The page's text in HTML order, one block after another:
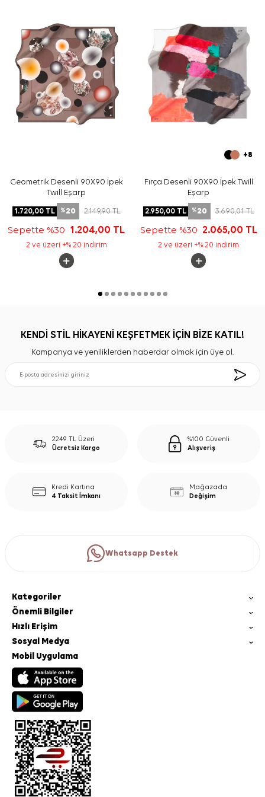
izleyiniz. İpek ve hassas eşarp bakımında elde hassas
temizlik gerektiğindeAker İpek Eşarp Şampuanı
kullanabilirsiniz.
Sıkça Sorulan Sorular
Siyah Beyaz İpek Kare Desenli Eşarp ölçüsü nedir?
Bu ürün hangi materyal kalitesine sahiptir?
Deseni nasıl görünür?
Hangi kombinlerle kullanılabilir?
Geometrik Desenli 90X90 İpek
Twill Eşarp
1.720,00TL %20 2.149,90TL
Sepette %30 1.204,00 TL
2 ve üzeri +% 20 indirim
+8
Fırça Desenli 90X90 İpek Twill
Eşarp
2.950,00TL %20 3.690,01TL
Sepette %30 2.065,00 TL
2 ve üzeri +% 20 indirim
KENDİ STİL HİKAYENİ KEŞFETMEK İÇİN BİZE KATIL!
Kampanya ve yeniliklerden haberdar olmak için üye ol.
2249 TL Üzeri
Ücretsiz Kargo
%100 Güvenli
Alışveriş
Kredi Kartına
4 Taksit İmkanı
Mağazada
Değişim
Whatsapp Destek
Kategoriler
Önemli Bilgiler
Hızlı Erişim
Sosyal Medya
Mobil Uygulama